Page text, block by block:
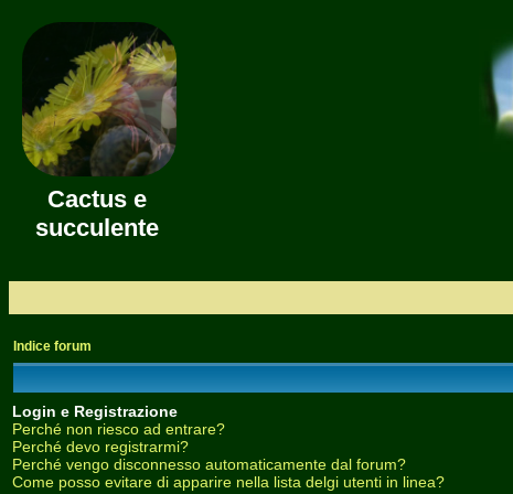
Cactus e
succulente
Indice forum
Login e Registrazione
Perché non riesco ad entrare?
Perché devo registrarmi?
Perché vengo disconnesso automaticamente dal forum?
Come posso evitare di apparire nella lista delgi utenti in linea?